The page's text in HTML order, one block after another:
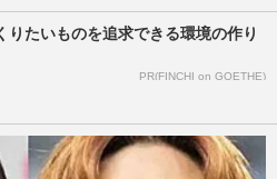
りたいものを追求できる環境の作り
PR(FINCHI on GOETHE)